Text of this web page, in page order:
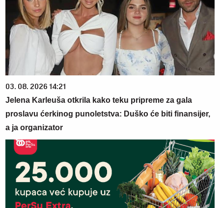
03. 08. 2026 14:21
Jelena Karleuša otkrila kako teku pripreme za gala
proslavu ćerkinog punoletstva: Duško će biti finansijer,
a ja organizator